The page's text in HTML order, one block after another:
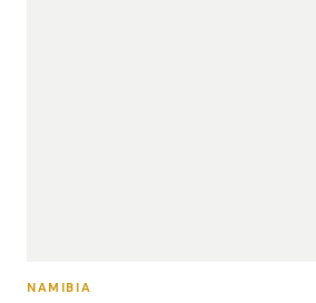
NAMIBIA